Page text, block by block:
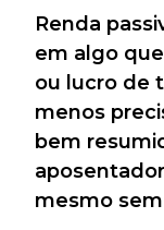
Renda
em algo
ou lucro de
menos
bem
mesmo